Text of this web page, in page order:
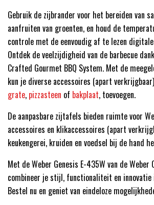
Gebruik de zijbrander voor het bereiden van
aanfruiten van groenten, en houd de
controle met de eenvoudig af te lezen
Ontdek de veelzijdigheid van de barbecue
Crafted Gourmet BBQ System. Met de
kun je diverse accessoires (apart
grate, pizzasteen of bakplaat, toevoegen.
De aanpasbare zijtafels bieden ruimte voor
accessoires en klikaccessoires (apart
keukengerei, kruiden en voedsel bij de hand
Met de Weber Genesis E-435W van de
combineer je stijl, functionaliteit en innovatie
Bestel nu en geniet van eindeloze